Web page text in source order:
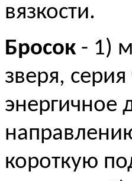
вязкости.
Бросок- 1)
зверя,
энергичное
короткую